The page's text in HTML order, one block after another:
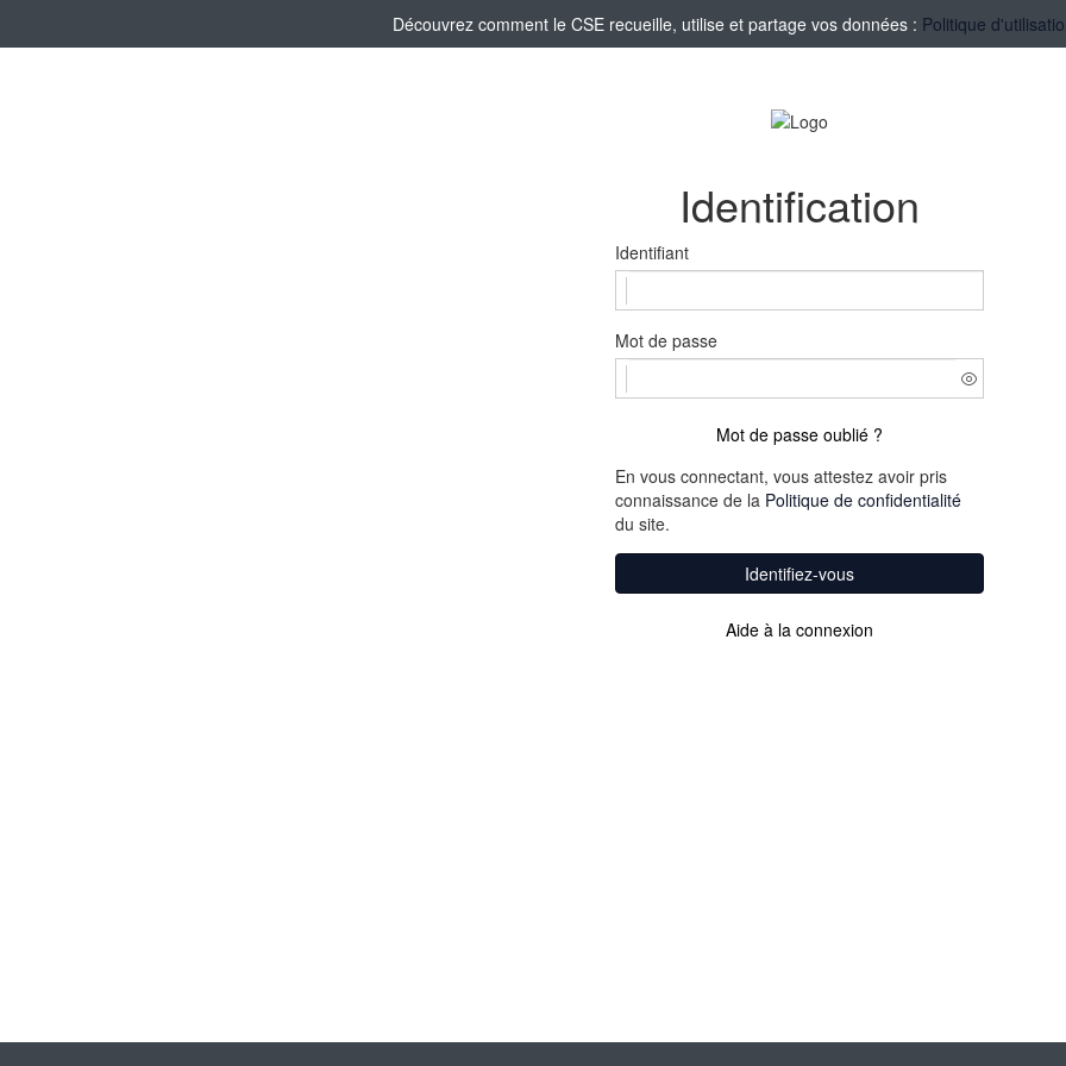
Découvrez comment le CSE recueille, utilise et partage vos données : Politique
Identification
Identifiant
Mot de passe
Mot de passe oublié ?
En vous connectant, vous attestez avoir pris
connaissance de la Politique de confidentialité
du site.
Identifiez-vous
Aide à la connexion